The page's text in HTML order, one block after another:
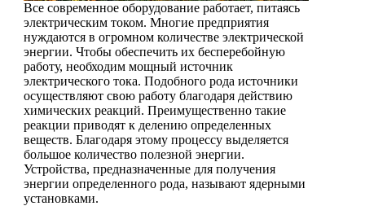
Все современное оборудование работает, питаясь
электрическим током. Многие предприятия
нуждаются в огромном количестве электрической
энергии. Чтобы обеспечить их бесперебойную
работу, необходим мощный источник
электрического тока. Подобного рода источники
осуществляют свою работу благодаря действию
химических реакций. Преимущественно такие
реакции приводят к делению определенных
веществ. Благодаря этому процессу выделяется
большое количество полезной энергии.
Устройства, предназначенные для получения
энергии определенного рода, называют ядерными
установками.